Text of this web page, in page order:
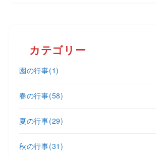
カテゴリー
園の行事(1)
春の行事(58)
夏の行事(29)
秋の行事(31)